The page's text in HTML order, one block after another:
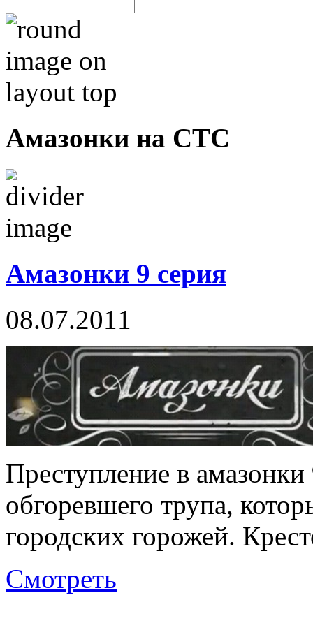
Амазонки на СТС
Амазонки 9 серия
08.07.2011
Преступление в амазонки
обгоревшего трупа,
городских горожей.
Смотреть